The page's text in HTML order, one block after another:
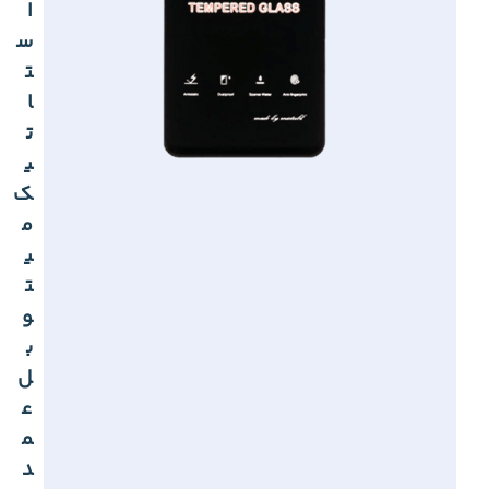
ا
س
ت
ا
ت
ی
ک
م
ی
ت
و
ب
ل
ع
م
د